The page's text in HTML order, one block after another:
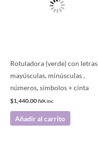
Rotuladora (verde) con letras
mayúsculas, minúsculas ,
números, símbolos + cinta
$1,440.00 IVA inc
Añadir al carrito